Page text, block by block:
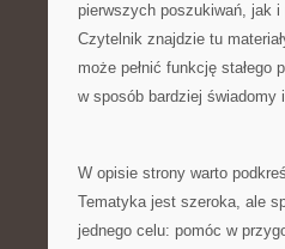
pierwszych poszukiwań, jak i
Czytelnik znajdzie tu
może pełnić funkcję
w sposób bardziej świadomy
W opisie strony warto
Tematyka jest szeroka, ale
jednego celu: pomóc w